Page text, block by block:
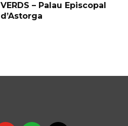
VERDS – Palau Episcopal
d’Astorga